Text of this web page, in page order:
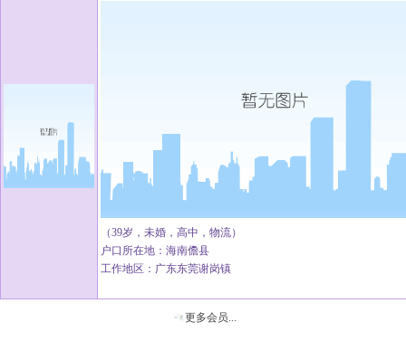
（39岁，未婚，高中，物流）
户口所在地：海南儋县
工作地区：广东东莞谢岗镇
更多会员...